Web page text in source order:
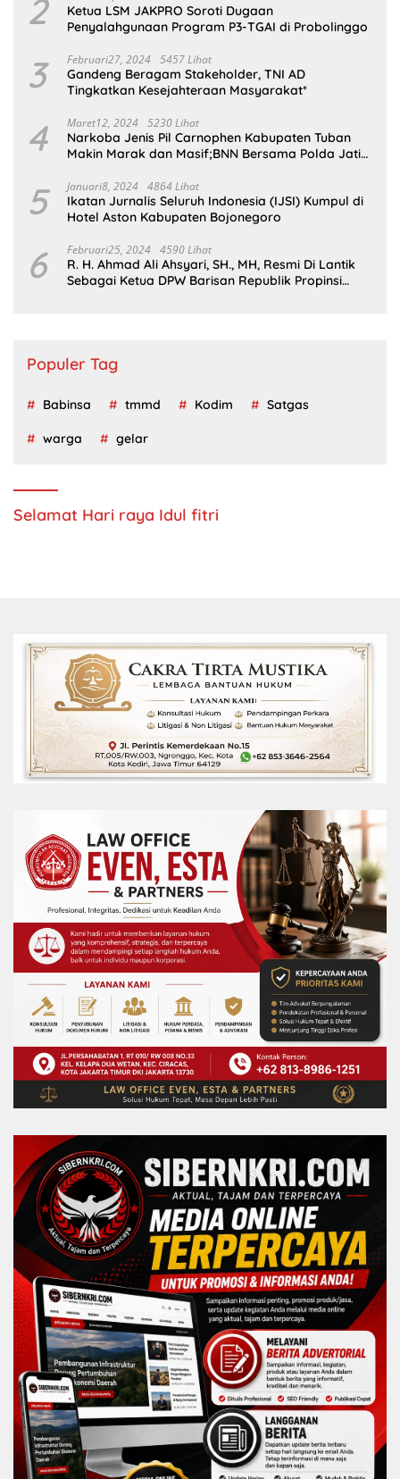
2
Ketua LSM JAKPRO Soroti Dugaan
Penyalahgunaan Program P3-TGAI di Probolinggo
3 Februari27, 2024 5457 Lihat
Gandeng Beragam Stakeholder, TNI AD
Tingkatkan Kesejahteraan Masyarakat*
4 Maret12, 2024 5230 Lihat
Narkoba Jenis Pil Carnophen Kabupaten Tuban
Makin Marak dan Masif;BNN Bersama Polda Jatim
5 Januari8, 2024 4864 Lihat
Ikatan Jurnalis Seluruh Indonesia (IJSI) Kumpul di
Hotel Aston Kabupaten Bojonegoro
6 Februari25, 2024 4590 Lihat
R. H. Ahmad Ali Ahsyari, SH., MH, Resmi Di Lantik
Sebagai Ketua DPW Barisan Republik Propinsi
Populer Tag
Babinsa tmmd Kodim Satgas
warga gelar
Selamat Hari raya Idul fitri